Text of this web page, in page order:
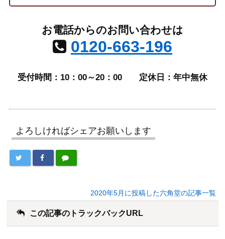
お電話からのお問い合わせは
0120-663-196
受付時間：10：00～20：00 定休日：年中無休
よろしければシェアお願いします
2020年5月に投稿した六角堂の記事一覧
この記事のトラックバックURL